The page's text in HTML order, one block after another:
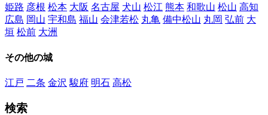
姫路 彦根 松本 大阪 名古屋 犬山 松江 熊本 和歌山 松山 高知
広島 岡山 宇和島 福山 会津若松 丸亀 備中松山 丸岡 弘前 大
垣 松前 大洲
その他の城
江戸 二条 金沢 駿府 明石 高松
検索